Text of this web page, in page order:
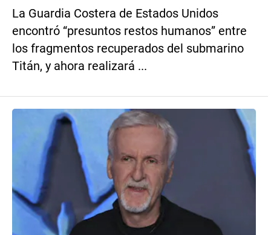
La Guardia Costera de Estados Unidos
encontró “presuntos restos humanos” entre
los fragmentos recuperados del submarino
Titán, y ahora realizará ...